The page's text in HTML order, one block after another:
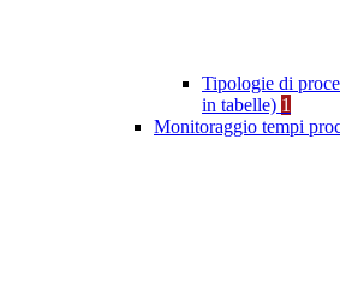
Tipologie di
in tabelle) 1
Monitoraggio tempi